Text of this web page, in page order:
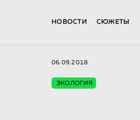
НОВОСТИ СЮЖЕТЫ
06.09.2018
ЭКОЛОГИЯ